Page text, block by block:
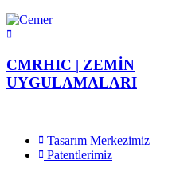
CMRHIC | ZEMİN
UYGULAMALARI
Tasarım Merkezimiz
Patentlerimiz